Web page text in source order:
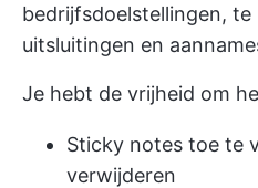
bedrijfsdoelstellingen, te
uitsluitingen en
Je hebt de vrijheid om
Sticky notes toe te
verwijderen